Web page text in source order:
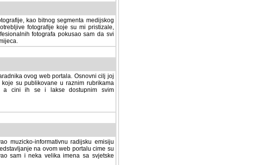
kao bitnog segmenta medijskog
fotografije koje su mi pristizale,
fotografa pokusao sam da svi
ovog web portala. Osnovni cilj joj
su publikovane u raznim rubrikama
a cini ih se i lakse dostupnim svim
muzicko-informativnu radijsku emisiju
na ovom web portalu cime su
sam i neka velika imena sa svjetske